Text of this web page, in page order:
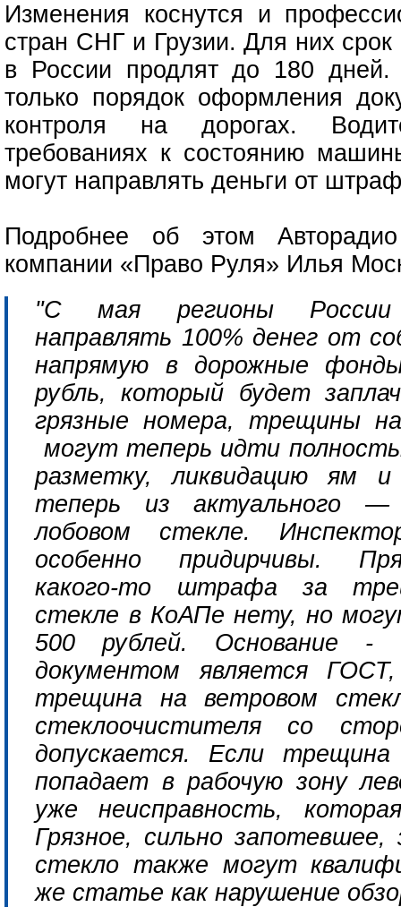
Изменения коснутся и
стран СНГ и Грузии. Для них
в России продлят до 180
только порядок оформления
контроля на дорогах.
требованиях к состоянию
могут направлять деньги от
Подробнее об этом
компании «Право Руля» Илья
"С мая регионы России
направлять 100% денег от
напрямую в дорожные
рубль, который будет
грязные номера, трещины
могут теперь идти
разметку, ликвидацию ям
теперь из актуального
лобовом стекле.
особенно придирчивы.
какого-то штрафа за
стекле в КоАПе нету, но
500 рублей. Основание
документом является
трещина на ветровом
стеклоочистителя со
допускается. Если
попадает в рабочую зону
уже неисправность,
Грязное, сильно запотевшее,
стекло также могут
же статье как нарушение